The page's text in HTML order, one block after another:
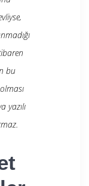
bu
yazılı